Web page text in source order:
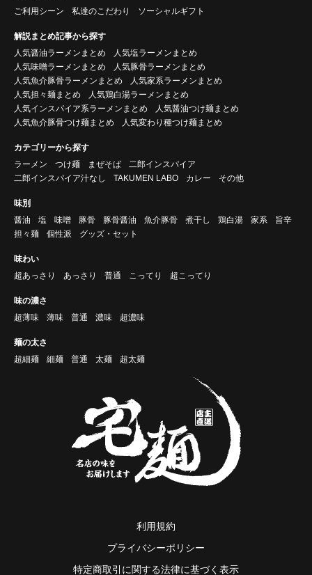
ご利用シーン
私達のこだわり ソーシャルギフト
解説まとめ記事から探す
人気醤油ラーメンまとめ
人気塩ラーメンまとめ
人気味噌ラーメンまとめ
人気豚骨ラーメンまとめ
人気魚介豚骨ラーメンまとめ
人気家系ラーメンまとめ
人気担々麺まとめ
人気鶏白湯ラーメンまとめ
人気インスパイア系ラーメンまとめ
人気醤油つけ麺まとめ
人気魚介豚骨つけ麺まとめ
人気変わり種つけ麺まとめ
カテゴリーから探す
ラーメン
つけ麺 まぜそば
二郎インスパイア
二郎インスパイア汁なし
TAKUMEN LABO カレー その他
味別
醤油
塩 味噌 豚骨 豚骨醤油 魚介豚骨 煮干し 鶏白湯 家系
旨辛
担々麺
個性派 グッズ・セット
味わい
超あっさり
あっさり 普通 こってり 超こってり
味の濃さ
超薄味
薄味 普通 濃味 超濃味
麺の太さ
超細麺
細麺 普通 太麺 超太麺
利用規約
プライバシーポリシー
特定商取引に関する法律に基づく表示